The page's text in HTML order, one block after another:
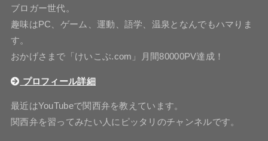
ブロガー世代。
趣味はPC、ゲーム、運動、語学、温泉となんでもハマりま
す。
おかげさまで「けいこぶ.com」月間80000PV達成！
プロフィール詳細
最近はYouTubeで関西弁を教えています。
関西弁を習ってみたい人にピッタリのチャンネルです。